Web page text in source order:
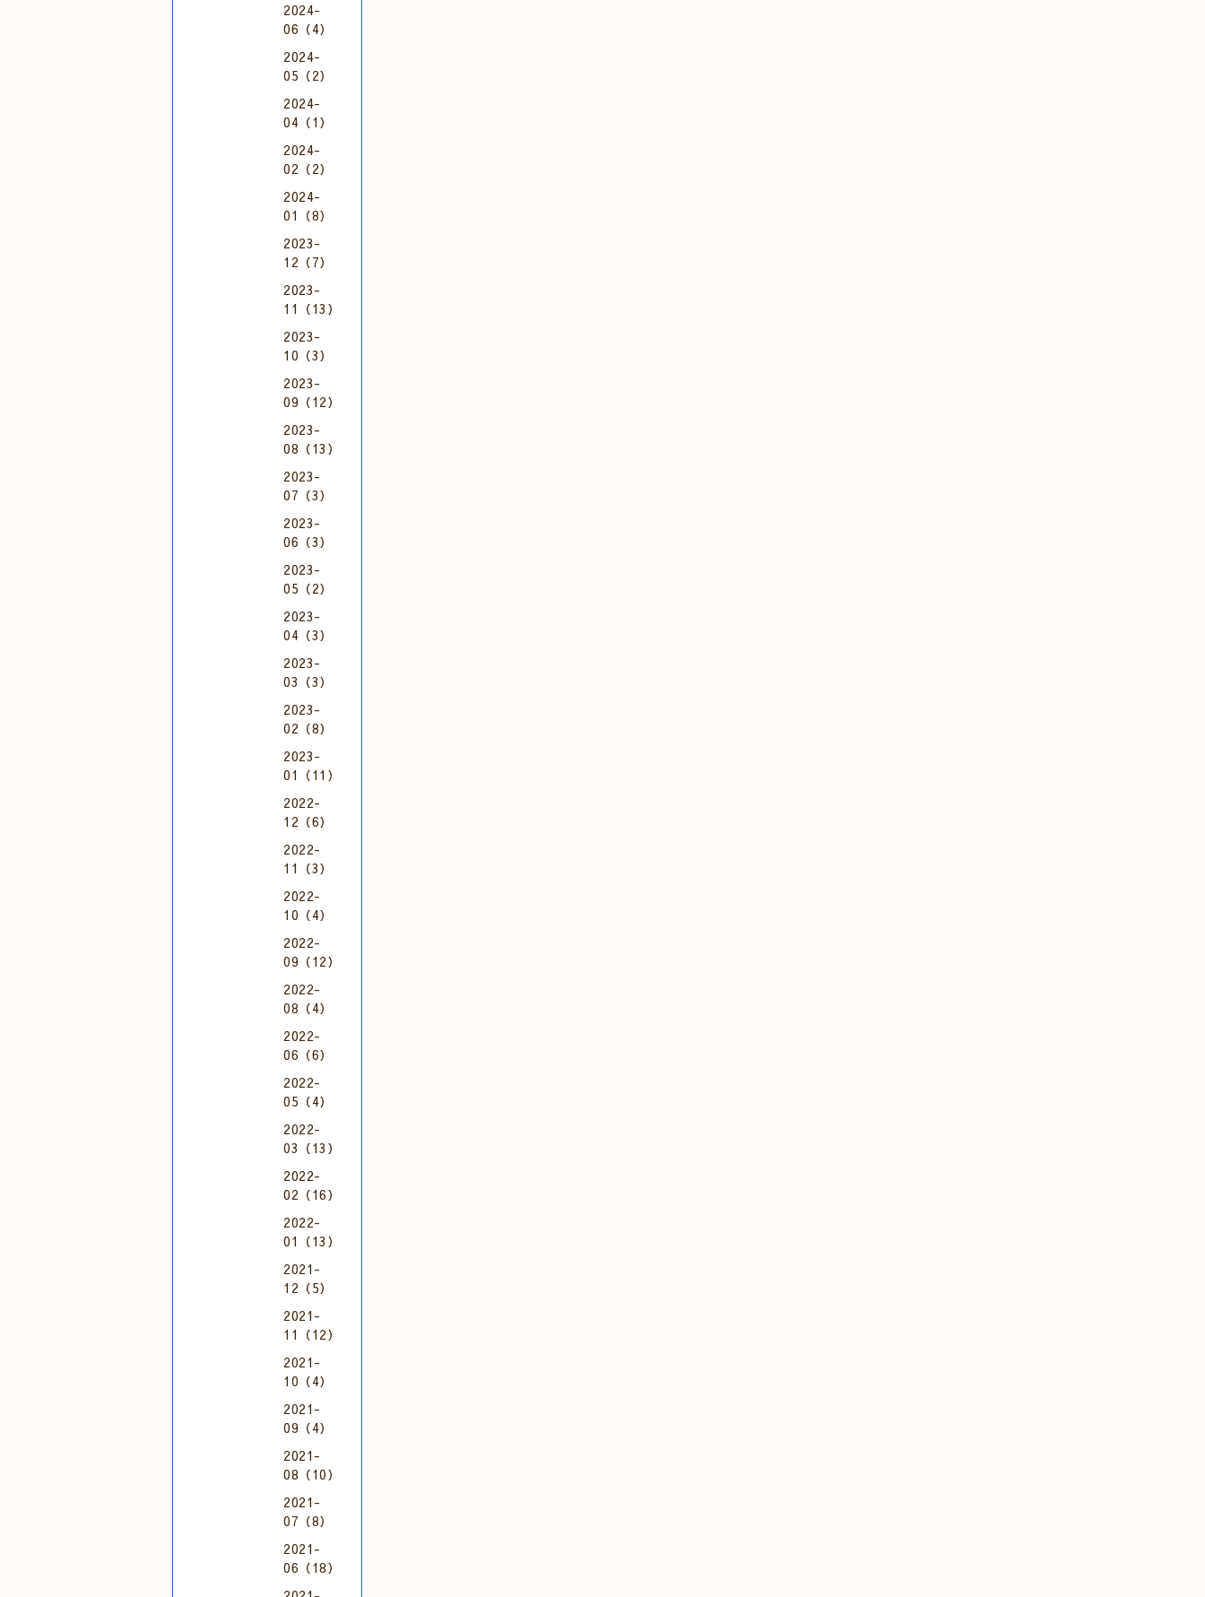
2024-
06（4）
2024-
05（2）
2024-
04（1）
2024-
02（2）
2024-
01（8）
2023-
12（7）
2023-
11（13）
2023-
10（3）
2023-
09（12）
2023-
08（13）
2023-
07（3）
2023-
06（3）
2023-
05（2）
2023-
04（3）
2023-
03（3）
2023-
02（8）
2023-
01（11）
2022-
12（6）
2022-
11（3）
2022-
10（4）
2022-
09（12）
2022-
08（4）
2022-
06（6）
2022-
05（4）
2022-
03（13）
2022-
02（16）
2022-
01（13）
2021-
12（5）
2021-
11（12）
2021-
10（4）
2021-
09（4）
2021-
08（10）
2021-
07（8）
2021-
06（18）